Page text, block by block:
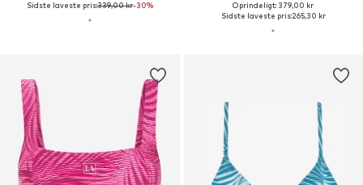
Sidste laveste pris:339,00 kr-30%
Oprindeligt: 379,00 kr
Sidste laveste pris:265,30 kr